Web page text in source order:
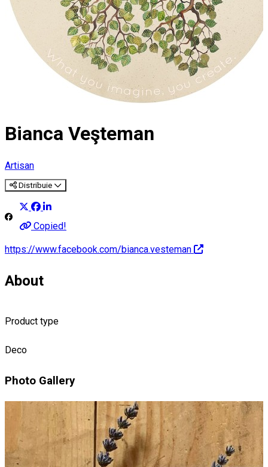
Bianca Veşteman
Artisan
Distribuie
Copied!
https://www.facebook.com/bianca.vesteman
About
Product type
Deco
Photo Gallery